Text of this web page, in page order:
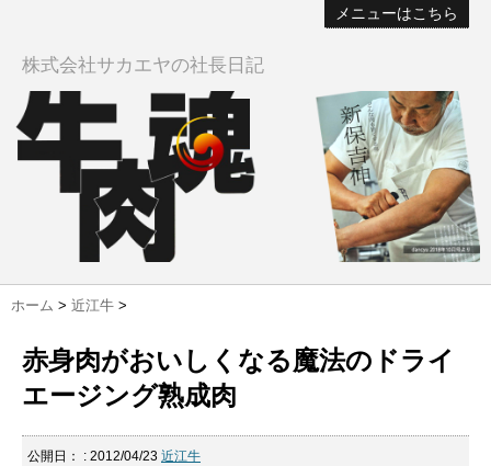
メニューはこちら
株式会社サカエヤの社長日記
ホーム > 近江牛 >
赤身肉がおいしくなる魔法のドライ
エージング熟成肉
公開日： : 2012/04/23 近江牛